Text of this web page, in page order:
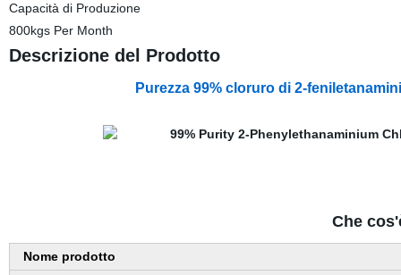
Capacità di Produzione
800kgs Per Month
Descrizione del Prodotto
Purezza 99% cloruro di 2-
Che
Nome prodotto